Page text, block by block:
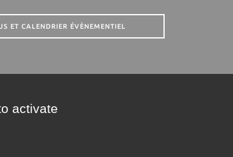
ET CALENDRIER ÉVÈNEMENTIEL
activate